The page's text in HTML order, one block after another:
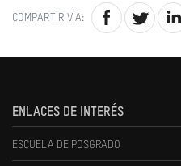
COMPARTIR VÍA:
ENLACES DE INTERÉS
ESCUELA DE POSGRADO